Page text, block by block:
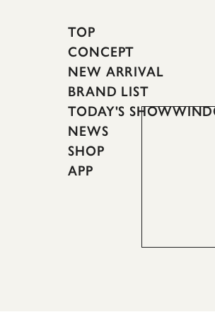
TOP
CONCEPT
NEW ARRIVAL
BRAND LIST
TODAY'S
NEWS
SHOP
APP